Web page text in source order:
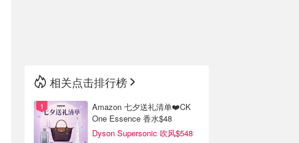
相关点击排行榜
Amazon 七夕送礼清单❤️CK
One Essence 香水$48
Dyson Supersonic 吹风$548